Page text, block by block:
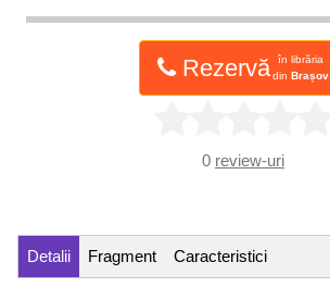
Rezervă
în librăria
din Brașov
0 review-uri
Detalii Fragment Caracteristici